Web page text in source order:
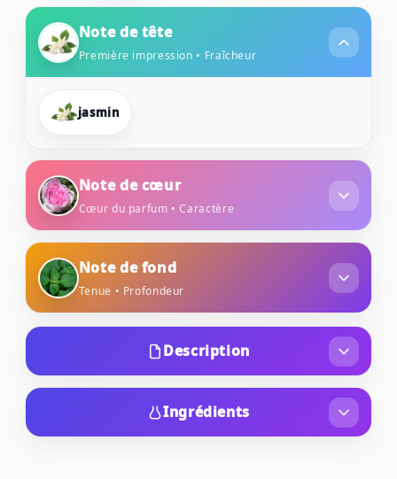
Note de tête
Première impression • Fraîcheur
jasmin
Note de cœur
Cœur du parfum • Caractère
Note de fond
Tenue • Profondeur
Description
Tout comme les autres fragrances de la
collection My Burberry, l’eau de parfum My
Burberry Black est inspirée du célèbre trench-
Ingrédients